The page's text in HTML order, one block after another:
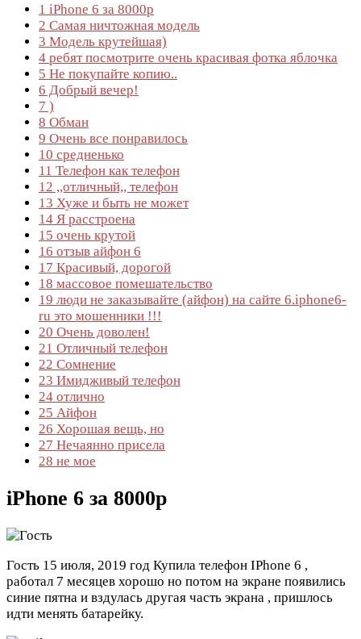
1 iPhone 6 за 8000р
2 Самая ничтожная модель
3 Модель крутейшая)
4 ребят посмотрите очень красивая фотка яблочка
5 Не покупайте копию..
6 Добрый вечер!
7 )
8 Обман
9 Очень все понравилось
10 средненько
11 Телефон как телефон
12 ,,отличный,, телефон
13 Хуже и быть не может
14 Я расстроена
15 очень крутой
16 отзыв айфон 6
17 Красивый, дорогой
18 массовое помешательство
19 люди не заказывайте (айфон) на сайте 6.iphone6-
ru это мошенники !!!
20 Очень доволен!
21 Отличный телефон
22 Сомнение
23 Имидживый телефон
24 отлично
25 Айфон
26 Хорошая вещь, но
27 Нечаянно присела
28 не мое
iPhone 6 за 8000р
Гость 15 июля, 2019 год Купила телефон IPhone 6 ,
работал 7 месяцев хорошо но потом на экране появились
синие пятна и вздулась другая часть экрана , пришлось
идти менять батарейку.